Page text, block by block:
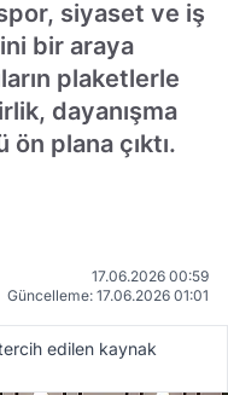
siyaset ve iş
bir araya
plaketlerle
dayanışma
plana çıktı.
17.06.2026 00:59
Güncelleme: 17.06.2026 01:01
edilen kaynak